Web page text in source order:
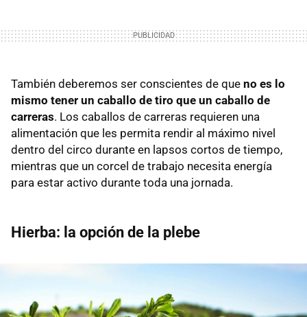
También deberemos ser conscientes de que no es lo
mismo tener un caballo de tiro que un caballo de
carreras. Los caballos de carreras requieren una
alimentación que les permita rendir al máximo nivel
dentro del circo durante en lapsos cortos de tiempo,
mientras que un corcel de trabajo necesita energía
para estar activo durante toda una jornada.
Hierba: la opción de la plebe